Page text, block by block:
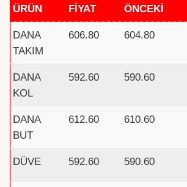
ÜRÜN
FİYAT ÖNCEKİ
DANA
TAKIM
606.80 604.80
DANA
KOL
592.60 590.60
DANA
BUT
612.60 610.60
DÜVE 592.60 590.60